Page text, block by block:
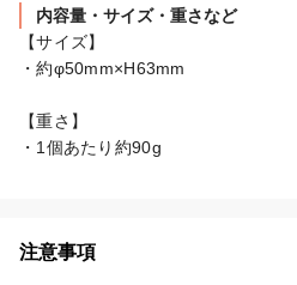
内容量・サイズ・重さなど
【サイズ】
・約φ50mm×H63mm
【重さ】
・1個あたり約90g
注意事項